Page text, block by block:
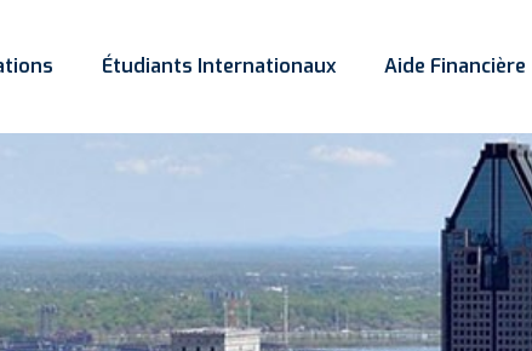
Étudiants Internationaux Aide Financière